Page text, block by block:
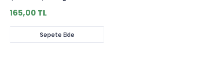
165,00 TL
Sepete Ekle